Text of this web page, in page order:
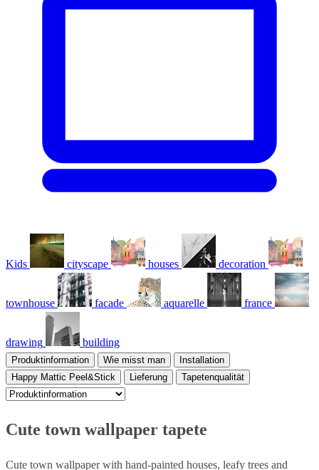
Kids cityscape houses decoration
townhouse facade aquarelle france
drawing building
Produktinformation Wie misst man
Installation
Happy Mattic Peel&Stick
Lieferung Tapetenqualität
Cute town wallpaper tapete
Cute town wallpaper with hand-painted houses, leafy trees and